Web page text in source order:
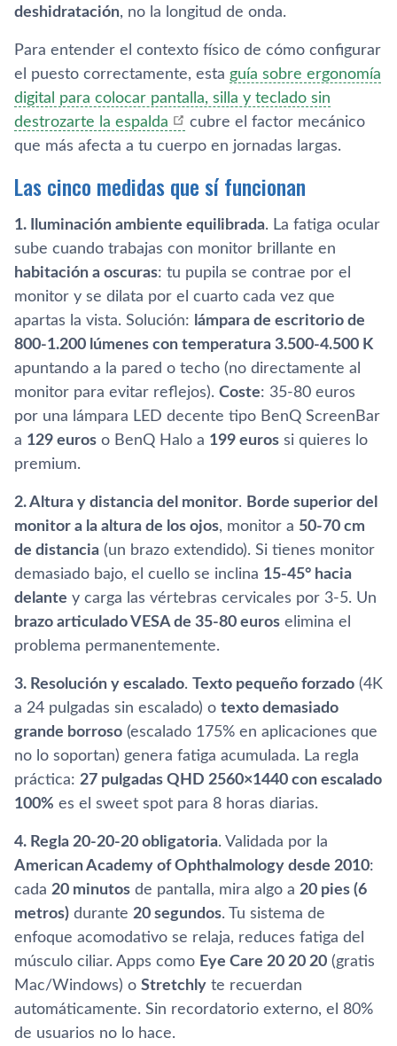
deshidratación, no la longitud de onda.
Para entender el contexto físico de cómo configurar
el puesto correctamente, esta guía sobre ergonomía
digital para colocar pantalla, silla y teclado sin
destrozarte la espalda
cubre el factor mecánico
que más afecta a tu cuerpo en jornadas largas.
Las cinco medidas que sí funcionan
1. Iluminación ambiente equilibrada. La fatiga ocular
sube cuando trabajas con monitor brillante en
habitación a oscuras: tu pupila se contrae por el
monitor y se dilata por el cuarto cada vez que
apartas la vista. Solución: lámpara de escritorio de
800-1.200 lúmenes con temperatura 3.500-4.500 K
apuntando a la pared o techo (no directamente al
monitor para evitar reflejos). Coste: 35-80 euros
por una lámpara LED decente tipo BenQ ScreenBar
a 129 euros o BenQ Halo a 199 euros si quieres lo
premium.
2. Altura y distancia del monitor. Borde superior del
monitor a la altura de los ojos, monitor a 50-70 cm
de distancia (un brazo extendido). Si tienes monitor
demasiado bajo, el cuello se inclina 15-45° hacia
delante y carga las vértebras cervicales por 3-5. Un
brazo articulado VESA de 35-80 euros elimina el
problema permanentemente.
3. Resolución y escalado. Texto pequeño forzado (4K
a 24 pulgadas sin escalado) o texto demasiado
grande borroso (escalado 175% en aplicaciones que
no lo soportan) genera fatiga acumulada. La regla
práctica: 27 pulgadas QHD 2560×1440 con escalado
100% es el sweet spot para 8 horas diarias.
4. Regla 20-20-20 obligatoria. Validada por la
American Academy of Ophthalmology desde 2010:
cada 20 minutos de pantalla, mira algo a 20 pies (6
metros) durante 20 segundos. Tu sistema de
enfoque acomodativo se relaja, reduces fatiga del
músculo ciliar. Apps como Eye Care 20 20 20 (gratis
Mac/Windows) o Stretchly te recuerdan
automáticamente. Sin recordatorio externo, el 80%
de usuarios no lo hace.